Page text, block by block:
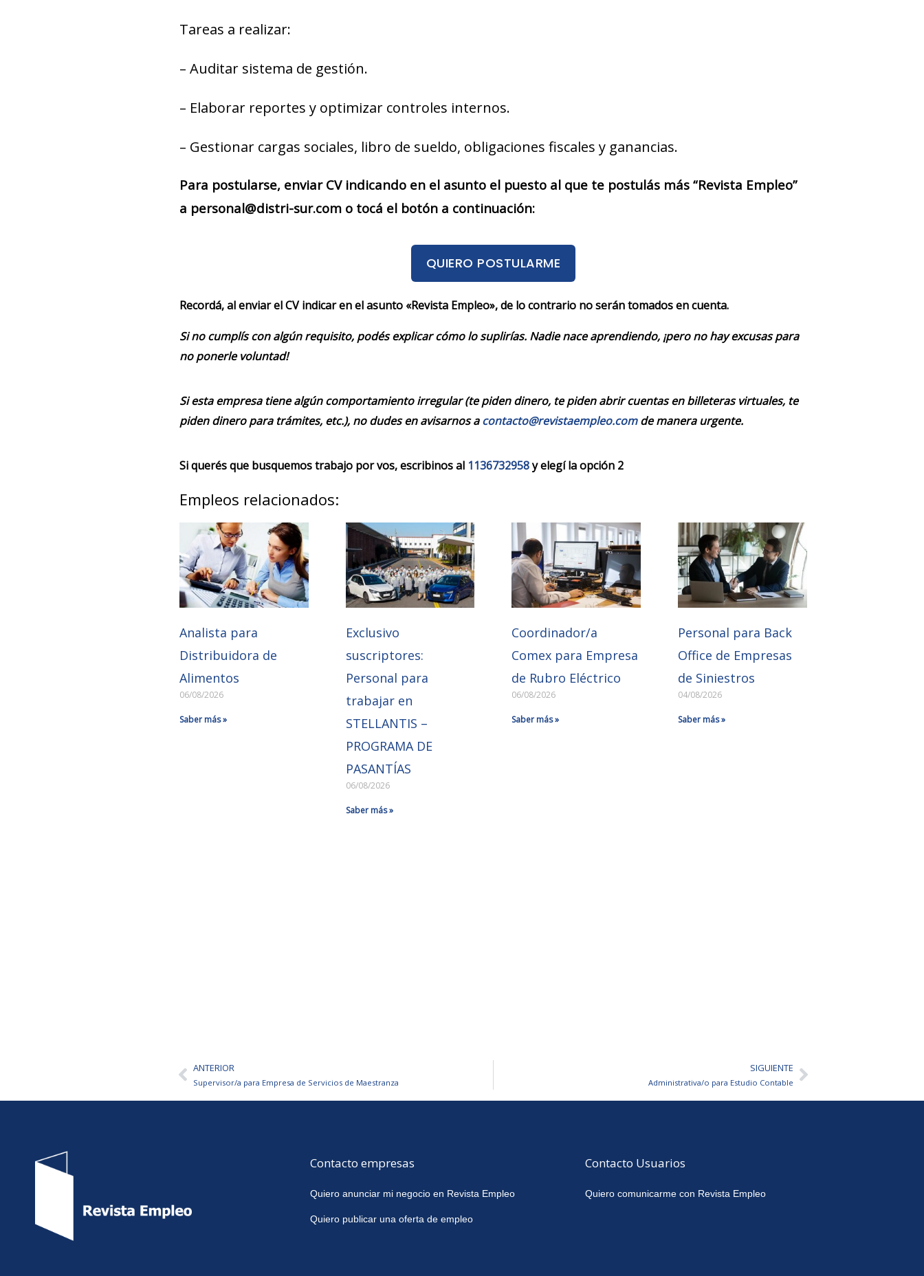
Tareas a realizar:
– Auditar sistema de gestión.
– Elaborar reportes y optimizar controles internos.
– Gestionar cargas sociales, libro de sueldo, obligaciones fiscales y ganancias.
Para postularse, enviar CV indicando en el asunto el puesto al que te postulás más “Revista Empleo”
a personal@distri-sur.com o tocá el botón a continuación:
QUIERO POSTULARME
Recordá, al enviar el CV indicar en el asunto «Revista Empleo», de lo contrario no serán tomados en cuenta.
Si no cumplís con algún requisito, podés explicar cómo lo suplirías. Nadie nace aprendiendo, ¡pero no hay excusas para
no ponerle voluntad!
Si esta empresa tiene algún comportamiento irregular (te piden dinero, te piden abrir cuentas en billeteras virtuales, te
piden dinero para trámites, etc.), no dudes en avisarnos acontacto@revistaempleo.comde manera urgente.
Si querés que busquemos trabajo por vos, escribinos al 1136732958y elegí la opción 2
Empleos relacionados:
Analista para
Distribuidora de
Alimentos
06/08/2026
Saber más »
Exclusivo
suscriptores:
Personal para
trabajar en
STELLANTIS –
PROGRAMA DE
PASANTÍAS
06/08/2026
Saber más »
Coordinador/a
Comex para Empresa
de Rubro Eléctrico
06/08/2026
Saber más »
Personal para Back
Office de Empresas
de Siniestros
04/08/2026
Saber más »
AntANTERIOR
Supervisor/a para Empresa de Servicios de Maestranza
SIGUIENTE
Administrativa/o para Estudio ContableSiguiente
Contacto empresas
Quiero anunciar mi negocio en Revista Empleo
Quiero publicar una oferta de empleo
Contacto Usuarios
Quiero comunicarme con Revista Empleo